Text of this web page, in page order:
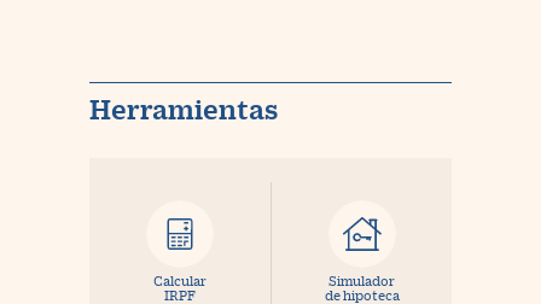
Herramientas
Calcular
IRPF
Simulador
de hipoteca